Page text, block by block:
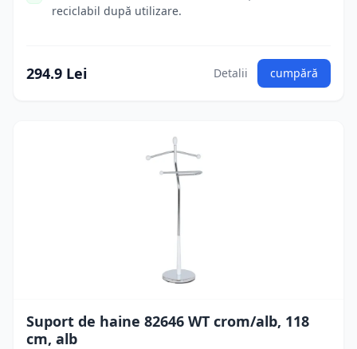
reciclabil după utilizare.
294.9 Lei Detalii cumpără
Suport de haine 82646 WT crom/alb, 118
cm, alb